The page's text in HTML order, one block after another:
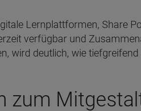
Lernplattformen, Share
verfügbar und
wird deutlich, wie
zum